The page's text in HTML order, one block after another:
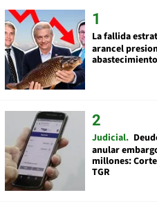
La fallida
arancel
Judicial
anular
millones:
TGR